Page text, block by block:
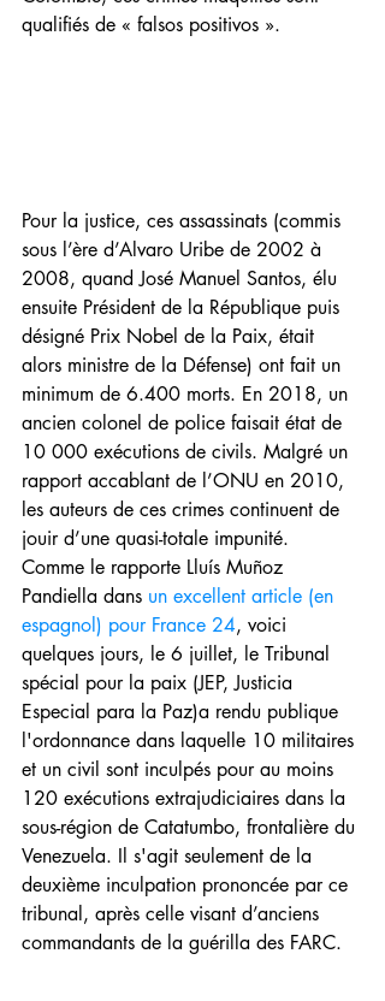
qualifiés de « falsos positivos ».
Pour la justice, ces assassinats (commis
sous l’ère d’Alvaro Uribe de 2002 à
2008, quand José Manuel Santos, élu
ensuite Président de la République puis
désigné Prix Nobel de la Paix, était
alors ministre de la Défense) ont fait un
minimum de 6.400 morts. En 2018, un
ancien colonel de police faisait état de
10 000 exécutions de civils. Malgré un
rapport accablant de l’ONU en 2010,
les auteurs de ces crimes continuent de
jouir d’une quasi-totale impunité.
Comme le rapporte Lluís Muñoz
Pandiella dans un excellent article (en
espagnol) pour France 24, voici
quelques jours, le 6 juillet, le Tribunal
spécial pour la paix (JEP, Justicia
Especial para la Paz)a rendu publique
l'ordonnance dans laquelle 10 militaires
et un civil sont inculpés pour au moins
120 exécutions extrajudiciaires dans la
sous-région de Catatumbo, frontalière du
Venezuela. Il s'agit seulement de la
deuxième inculpation prononcée par ce
tribunal, après celle visant d’anciens
commandants de la guérilla des FARC.